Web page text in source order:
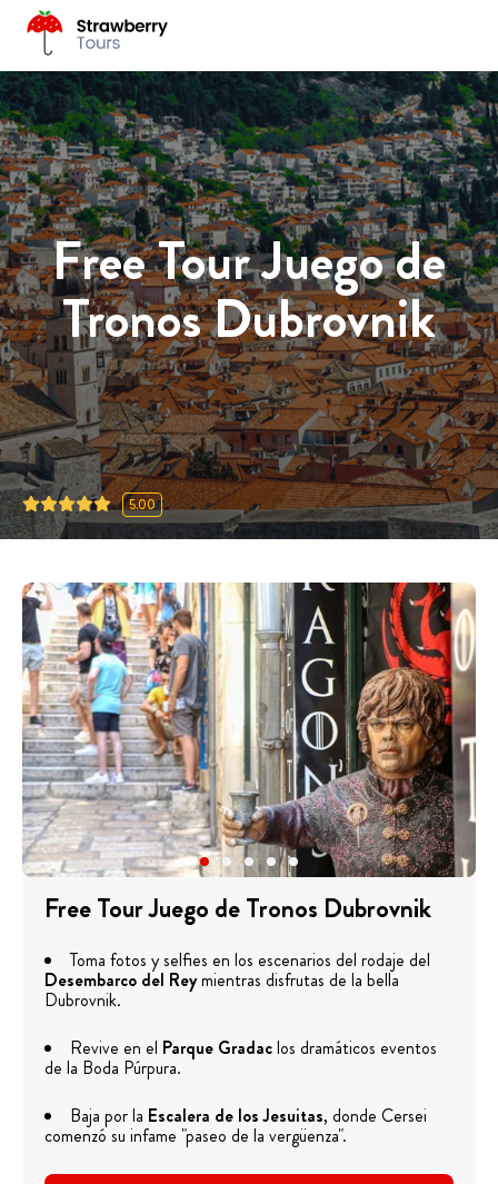
Free Tour Juego de
Tronos Dubrovnik
5.00
Free Tour Juego de Tronos Dubrovnik
Toma fotos y selfies en los escenarios del rodaje del
Desembarco del Reymientras disfrutas de la bella
Dubrovnik.
Revive en el Parque Gradaclos dramáticos eventos
de la Boda Púrpura.
Baja por la Escalera de los Jesuitas, donde Cersei
comenzó su infame "paseo de la vergüenza".